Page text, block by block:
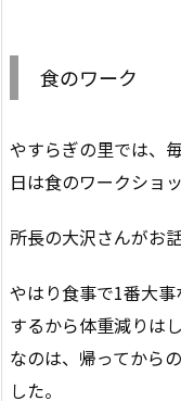
食のワーク
やすらぎの里では、
日は食のワークショ
所長の大沢さんがお
やはり食事で1番大
するから体重減りは
なのは、帰ってから
した。